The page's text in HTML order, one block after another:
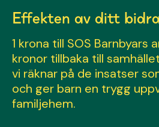
Effekten av ditt
1 krona till SOS Barnbyars
kronor tillbaka till samhället
vi räknar på de insatser
och ger barn en trygg
familjehem.